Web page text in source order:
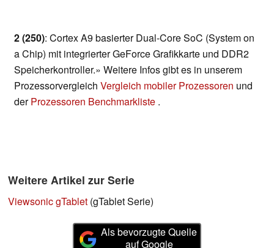
2 (250): Cortex A9 basierter Dual-Core SoC (System on
a Chip) mit integrierter GeForce Grafikkarte und DDR2
Speicherkontroller.» Weitere Infos gibt es in unserem
Prozessorvergleich Vergleich mobiler Prozessoren und
derProzessoren Benchmarkliste .
Weitere Artikel zur Serie
Viewsonic gTablet (gTablet Serie)
Als bevorzugte Quelle
auf Google